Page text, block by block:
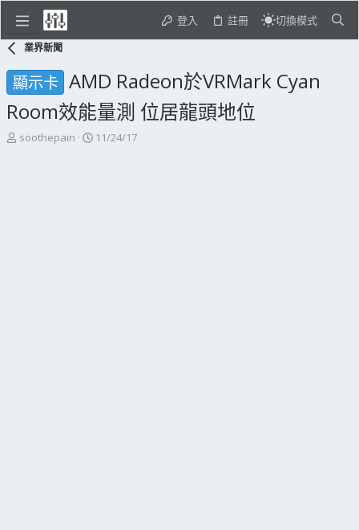
登入 註冊 切換模式
業界新聞
顯示卡 AMD Radeon於VRMark Cyan
Room效能量測 位居龍頭地位
主
soothepain
開
11/24/17